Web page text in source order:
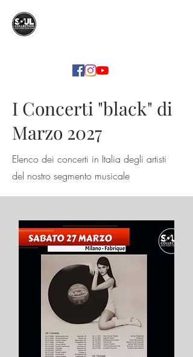
I Concerti "black" di
Marzo 2027
Elenco dei concerti in Italia degli artisti
del nostro segmento musicale